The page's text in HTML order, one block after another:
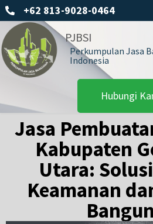
+62 813-9028-0464
PJBSI
Perkumpulan Jasa
Indonesia
Hubungi
Jasa
Kabupaten
Utara:
Keamanan